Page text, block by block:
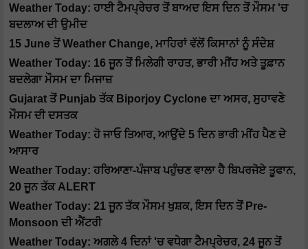
Weather Today: ਹਾਈ ਟੈਮਪ੍ਰੇਚਰ ਤੋਂ ਬਾਅਦ ਇਸ ਦਿਨ ਤੋਂ ਮੌਸਮ 'ਚ
ਬਦਲਾਅ ਦੀ ਉਮੀਦ
15 June ਤੋਂ Weather Change, ਮਾਹਿਰਾਂ ਵੱਲੋਂ ਕਿਸਾਨਾਂ ਨੂੰ ਸੰਦੇਸ਼
Weather Today: 16 ਜੂਨ ਤੋਂ ਮਿਲੇਗੀ ਰਾਹਤ, ਭਾਰੀ ਮੀਂਹ ਅਤੇ ਤੂਫ਼ਾਨ
ਬਦਲੇਗਾ ਮੌਸਮ ਦਾ ਮਿਜਾਜ਼
Gujarat ਤੋਂ Punjab ਤੱਕ Biporjoy Cyclone ਦਾ ਅਸਰ, ਸੁਹਾਵਣੇ
ਮੌਸਮ ਦੀ ਦਸਤਕ
Weather Today: ਹੋ ਜਾਓ ਤਿਆਰ, ਆਉਂਦੇ 5 ਦਿਨ ਭਾਰੀ ਮੀਂਹ ਪੈਣ ਦੇ
ਆਸਾਰ
Weather Today: ਹਰਿਆਣਾ-ਪੰਜਾਬ ਪਹੁੰਚਣ ਵਾਲਾ ਹੈ ਬਿਪਰਜੋਏ ਤੂਫਾਨ,
20 ਜੂਨ ਤੱਕ ALERT
Weather Today: 21 ਜੂਨ ਤੱਕ ਮੌਸਮ ਖੁਸ਼ਕ, ਇਸ ਦਿਨ ਤੋਂ Pre-
Monsoon ਦੀ ਐਂਟਰੀ
Weather Today: ਅਗਲੇ 4 ਦਿਨਾਂ 'ਚ ਵਧੇਗਾ ਟੈਮਪ੍ਰੇਚਰ, 24 ਜੂਨ ਤੋਂ